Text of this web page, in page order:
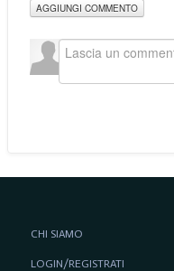
AGGIUNGI COMMENTO
CHI SIAMO
LOGIN/REGISTRATI